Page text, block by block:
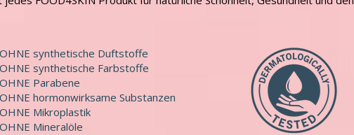
OHNE synthetische Duftstoffe
OHNE synthetische Farbstoffe
OHNE Parabene
OHNE hormonwirksame Substanzen
OHNE Mikroplastik
OHNE Mineralöle